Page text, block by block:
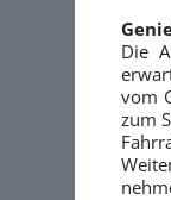
Die
vom
zum